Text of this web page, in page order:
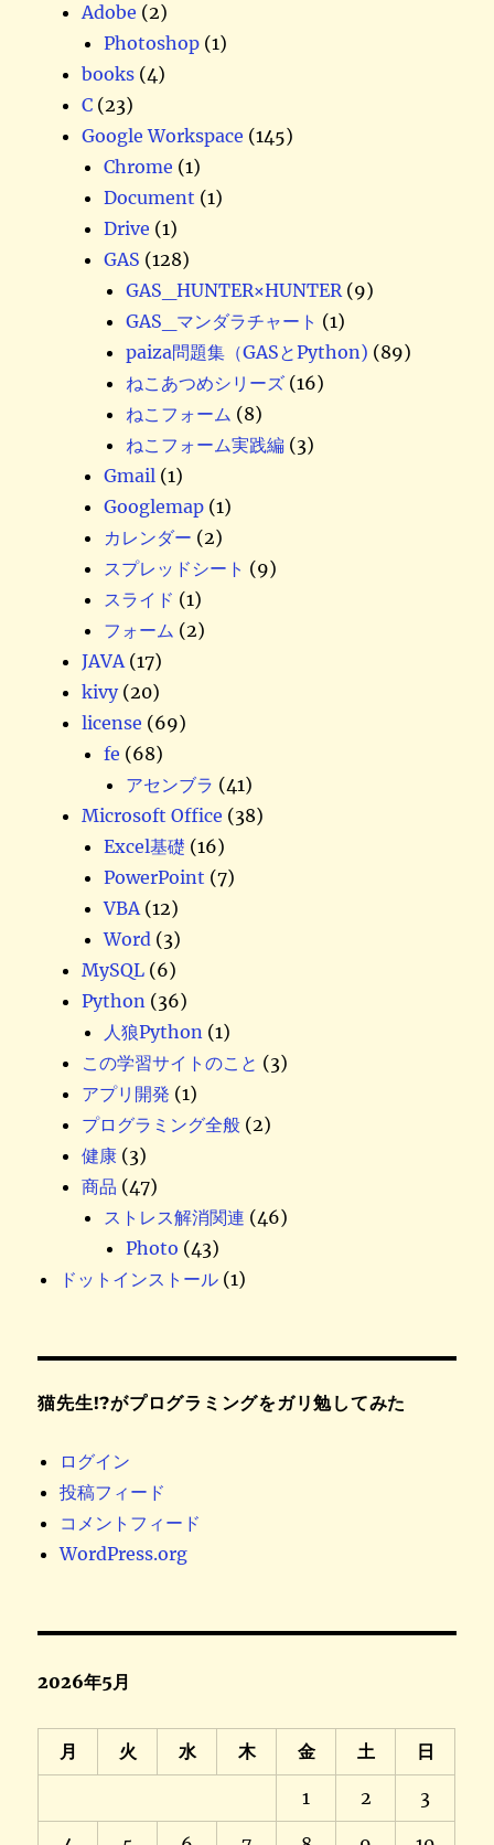
Adobe (2)
Photoshop (1)
books (4)
C (23)
Google Workspace (145)
Chrome (1)
Document (1)
Drive (1)
GAS (128)
GAS_HUNTER×HUNTER(9)
GAS_マンダラチャート (1)
paiza問題集（GASとPython) (89)
ねこあつめシリーズ (16)
ねこフォーム (8)
ねこフォーム実践編 (3)
Gmail (1)
Googlemap (1)
カレンダー (2)
スプレッドシート (9)
スライド (1)
フォーム (2)
JAVA(17)
kivy(20)
license (69)
fe (68)
アセンブラ (41)
Microsoft Office (38)
Excel基礎 (16)
PowerPoint (7)
VBA(12)
Word (3)
MySQL (6)
Python (36)
人狼Python (1)
この学習サイトのこと (3)
アプリ開発 (1)
プログラミング全般 (2)
健康 (3)
商品 (47)
ストレス解消関連 (46)
Photo (43)
ドットインストール (1)
猫先生!?がプログラミングをガリ勉してみた
ログイン
投稿フィード
コメントフィード
WordPress.org
2026年5月
月 火 水 木 金 土 日
1 2 3